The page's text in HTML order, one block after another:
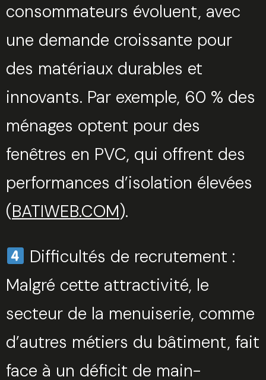
consommateurs évoluent, avec
une demande croissante pour
des matériaux durables et
innovants. Par exemple, 60 % des
ménages optent pour des
fenêtres en PVC, qui offrent des
performances d’isolation élevées​
(BATIWEB.COM).
Difficultés de recrutement :
Malgré cette attractivité, le
secteur de la menuiserie, comme
d’autres métiers du bâtiment, fait
face à un déficit de main-
Trouvez votre session
Fermer